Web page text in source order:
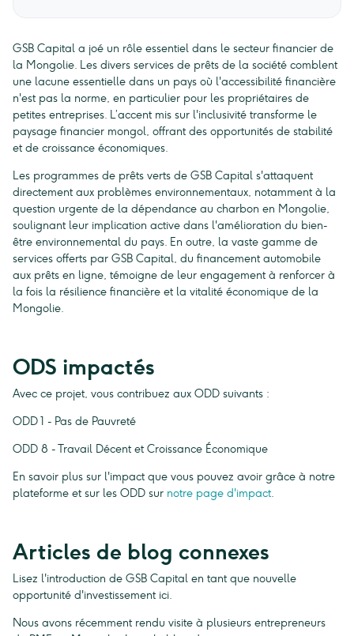
GSB Capital a joé un rôle essentiel dans le secteur financier de
la Mongolie. Les divers services de prêts de la société comblent
une lacune essentielle dans un pays où l'accessibilité financière
n'est pas la norme, en particulier pour les propriétaires de
petites entreprises. L’accent mis sur l'inclusivité transforme le
paysage financier mongol, offrant des opportunités de stabilité
et de croissance économiques.
Les programmes de prêts verts de GSB Capital s'attaquent
directement aux problèmes environnementaux, notamment à la
question urgente de la dépendance au charbon en Mongolie,
soulignant leur implication active dans l'amélioration du bien-
être environnemental du pays. En outre, la vaste gamme de
services offerts par GSB Capital, du financement automobile
aux prêts en ligne, témoigne de leur engagement à renforcer à
la fois la résilience financière et la vitalité économique de la
Mongolie.
ODS impactés
Avec ce projet, vous contribuez aux ODD suivants :
ODD 1 - Pas de Pauvreté
ODD 8 - Travail Décent et Croissance Économique
En savoir plus sur l'impact que vous pouvez avoir grâce à notre
plateforme et sur les ODD sur notre page d'impact.
Articles de blog connexes
Lisez l'introduction de GSB Capital en tant que nouvelle
opportunité d'investissement ici.
Nous avons récemment rendu visite à plusieurs entrepreneurs